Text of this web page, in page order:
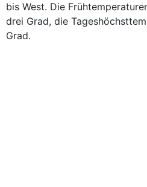
bis West. Die
drei Grad, die
Grad.